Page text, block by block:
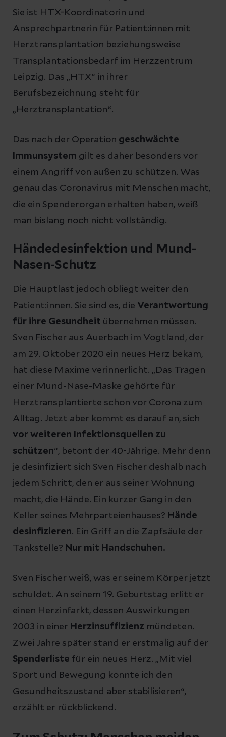
Sie ist HTX-Koordinatorin und
Ansprechpartnerin für Patient:innen mit
Herztransplantation beziehungsweise
Transplantationsbedarf im Herzzentrum
Leipzig. Das „HTX“ in ihrer
Berufsbezeichnung steht für
„Herztransplantation“.
Das nach der Operation geschwächte
Immunsystem gilt es daher besonders vor
einem Angriff von außen zu schützen. Was
genau das Coronavirus mit Menschen macht,
die ein Spenderorgan erhalten haben, weiß
man bislang noch nicht vollständig.
Händedesinfektion und Mund-
Nasen-Schutz
Die Hauptlast jedoch obliegt weiter den
Patient:innen. Sie sind es, die Verantwortung
für ihre Gesundheit übernehmen müssen.
Sven Fischer aus Auerbach im Vogtland, der
am 29. Oktober 2020 ein neues Herz bekam,
hat diese Maxime verinnerlicht. „Das Tragen
einer Mund-Nase-Maske gehörte für
Herztransplantierte schon vor Corona zum
Alltag. Jetzt aber kommt es darauf an, sich
vor weiteren Infektionsquellen zu
schützen“, betont der 40-Jährige. Mehr denn
je desinfiziert sich Sven Fischer deshalb nach
jedem Schritt, den er aus seiner Wohnung
macht, die Hände. Ein kurzer Gang in den
Keller seines Mehrparteienhauses? Hände
desinfizieren. Ein Griff an die Zapfsäule der
Tankstelle? Nur mit Handschuhen.
Sven Fischer weiß, was er seinem Körper jetzt
schuldet. An seinem 19. Geburtstag erlitt er
einen Herzinfarkt, dessen Auswirkungen
2003 in einer Herzinsuffizienz mündeten.
Zwei Jahre später stand er erstmalig auf der
Spenderliste für ein neues Herz. „Mit viel
Sport und Bewegung konnte ich den
Gesundheitszustand aber stabilisieren“,
erzählt er rückblickend.